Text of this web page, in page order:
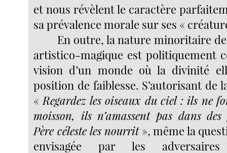
et nous révèlent le caractère
sa prévalence morale sur ses «
En outre, la nature minoritaire
artistico-magique est politiquement
vision d’un monde où la divinité
position de faiblesse. S’autorisant de
«Regardez les oiseaux du ciel : ils ne
moisson, ils n’amassent pas dans
Père céleste les nourrit», même la
envisagée par les